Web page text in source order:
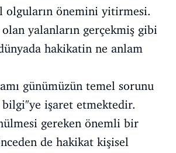
olguların önemini yitirmesi.
yalanların gerçekmiş gibi
hakikatin ne anlam
günümüzün temel sorunu
işaret etmektedir.
gereken önemli bir
de hakikat kişisel